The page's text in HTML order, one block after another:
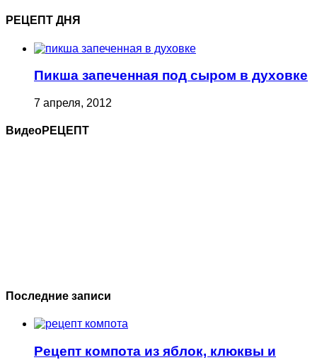
РЕЦЕПТ ДНЯ
Пикша запеченная под сыром в духовке
7 апреля, 2012
ВидеоРЕЦЕПТ
Последние записи
Рецепт компота из яблок, клюквы и